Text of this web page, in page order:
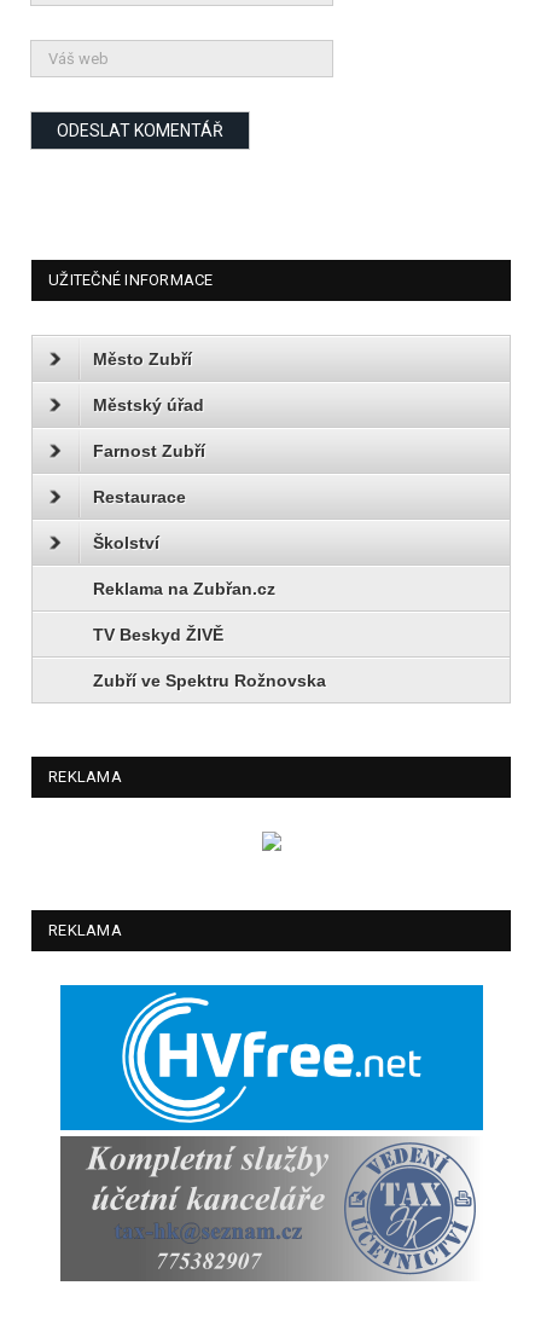
UŽITEČNÉ INFORMACE
Město Zubří
Městský úřad
Farnost Zubří
Restaurace
Školství
Reklama na Zubřan.cz
TV Beskyd ŽIVĚ
Zubří ve Spektru Rožnovska
REKLAMA
REKLAMA